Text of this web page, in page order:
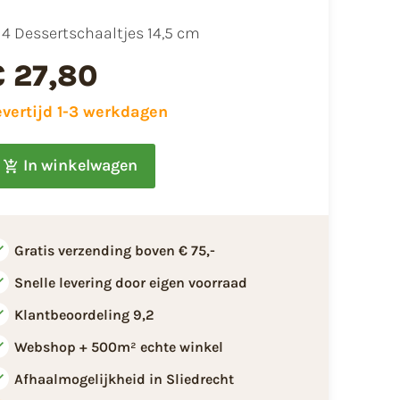
4 Dessertschaaltjes 14,5 cm
27,80
1-3 werkdagen
In winkelwagen
Gratis verzending boven € 75,-
Snelle levering door eigen voorraad
Klantbeoordeling 9,2
Webshop + 500m² echte winkel
Afhaalmogelijkheid in Sliedrecht